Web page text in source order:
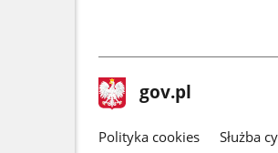
stopka
gov.pl Strona
gov.pl
gov.pl
Polityka cookies Służba